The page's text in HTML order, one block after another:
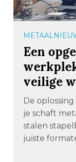
Een
veilige
De
je schaft
stalen
juiste